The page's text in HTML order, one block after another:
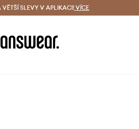
Doručení i do 24 h
SLEVY V APLIKACI!VÍCE